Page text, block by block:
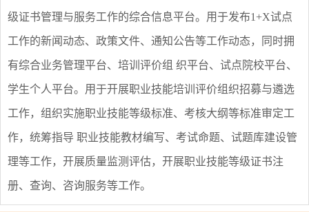
级证书管理与服务工作的综合信息平台。用于发布1+X试点
工作的新闻动态、政策文件、通知公告等工作动态，同时拥
有综合业务管理平台、培训评价组 织平台、试点院校平台、
学生个人平台。用于开展职业技能培训评价组织招募与遴选
工作，组织实施职业技能等级标准、考核大纲等标准审定工
作，统筹指导 职业技能教材编写、考试命题、试题库建设管
理等工作，开展质量监测评估，开展职业技能等级证书注
册、查询、咨询服务等工作。